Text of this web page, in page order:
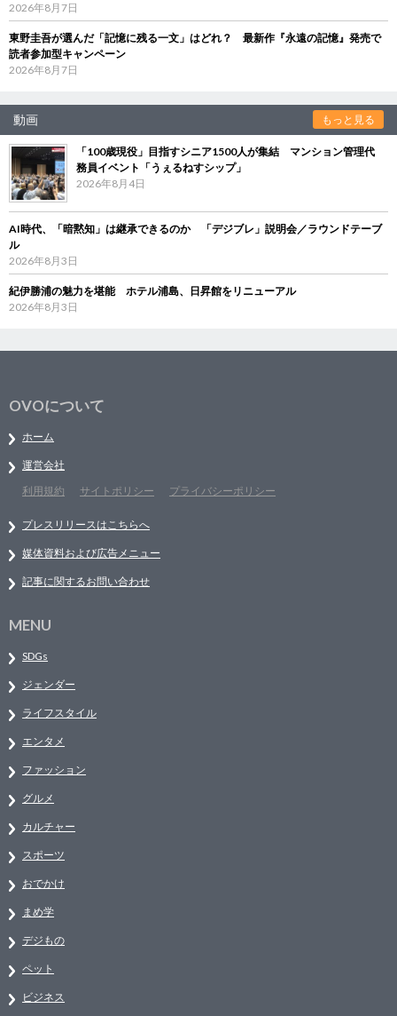
2026年8月7日
東野圭吾が選んだ「記憶に残る一文」はどれ？ 最新作『永遠の記憶』発売で
読者参加型キャンペーン
2026年8月7日
動画 もっと見る
「100歳現役」目指すシニア1500人が集結 マンション管理代
務員イベント「うぇるねすシップ」
2026年8月4日
AI時代、「暗黙知」は継承できるのか 「デジブレ」説明会／ラウンドテーブ
ル
2026年8月3日
紀伊勝浦の魅力を堪能 ホテル浦島、日昇館をリニューアル
2026年8月3日
OVOについて
ホーム
運営会社
利用規約
サイトポリシー プライバシーポリシー
プレスリリースはこちらへ
媒体資料および広告メニュー
記事に関するお問い合わせ
MENU
SDGs
ジェンダー
ライフスタイル
エンタメ
ファッション
グルメ
カルチャー
スポーツ
おでかけ
まめ学
デジもの
ペット
ビジネス